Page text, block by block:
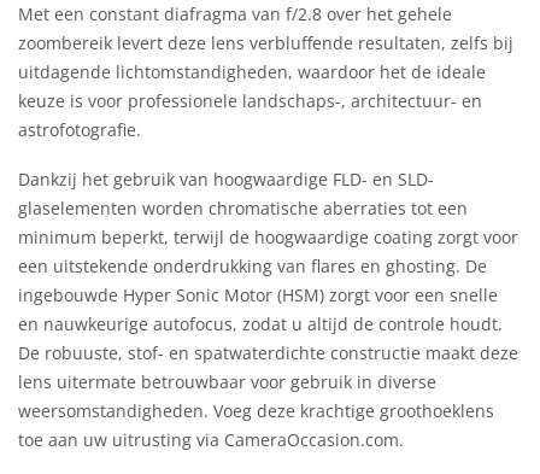
Met een constant diafragma van f/2.8 over het gehele
zoombereik levert deze lens verbluffende resultaten, zelfs bij
uitdagende lichtomstandigheden, waardoor het de ideale
keuze is voor professionele landschaps-, architectuur- en
astrofotografie.
Dankzij het gebruik van hoogwaardige FLD- en SLD-
glaselementen worden chromatische aberraties tot een
minimum beperkt, terwijl de hoogwaardige coating zorgt voor
een uitstekende onderdrukking van flares en ghosting. De
ingebouwde Hyper Sonic Motor (HSM) zorgt voor een snelle
en nauwkeurige autofocus, zodat u altijd de controle houdt.
De robuuste, stof- en spatwaterdichte constructie maakt deze
lens uitermate betrouwbaar voor gebruik in diverse
weersomstandigheden. Voeg deze krachtige groothoeklens
toe aan uw uitrusting via CameraOccasion.com.